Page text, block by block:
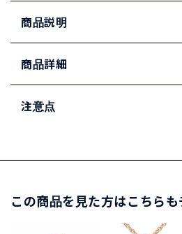
商品説明
商品詳細
注意点
この商品を見た方はこちら